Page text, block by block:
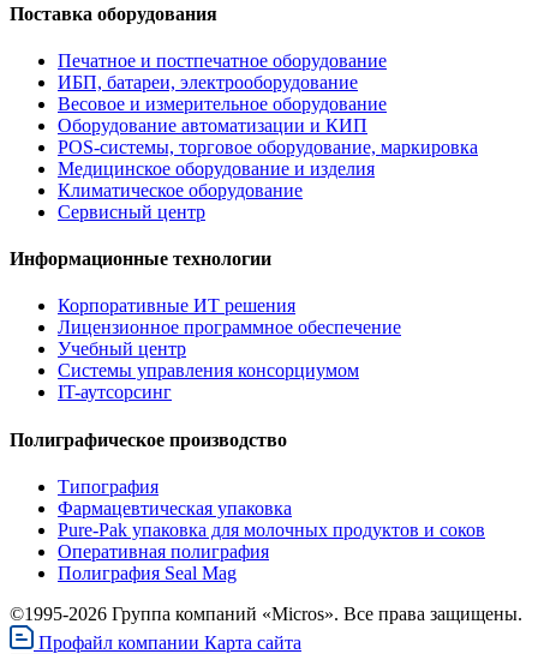
Поставка оборудования
Печатное и постпечатное оборудование
ИБП, батареи, электрооборудование
Весовое и измерительное оборудование
Оборудование автоматизации и КИП
POS-системы, торговое оборудование, маркировка
Медицинское оборудование и изделия
Климатическое оборудование
Сервисный центр
Информационные технологии
Корпоративные ИТ решения
Лицензионное программное обеспечение
Учебный центр
Системы управления консорциумом
IT-аутсорсинг
Полиграфическое производство
Типография
Фармацевтическая упаковка
Pure-Pak упаковка для молочных продуктов и соков
Оперативная полиграфия
Полиграфия Seal Mag
©1995-2026 Группа компаний «Micros». Все права защищены.
Профайл компании Карта сайта